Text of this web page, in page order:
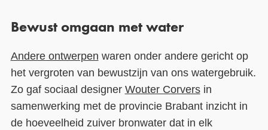
Bewust omgaan met water
Andere ontwerpen waren onder andere gericht op
het vergroten van bewustzijn van ons watergebruik.
Zo gaf sociaal designer Wouter Corversin
samenwerking met de provincie Brabant inzicht in
de hoeveelheid zuiver bronwater dat in elk